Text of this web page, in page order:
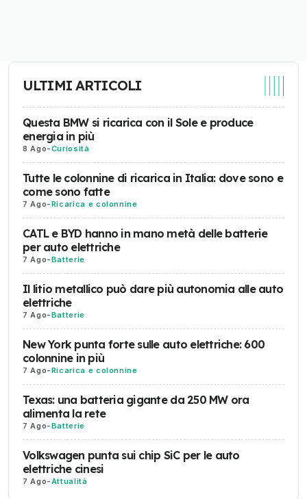
ULTIMI ARTICOLI
Questa BMW si ricarica con il Sole e produce
energia in più
8 Ago-Curiosità
Tutte le colonnine di ricarica in Italia: dove sono e
come sono fatte
7 Ago-Ricarica e colonnine
CATL e BYD hanno in mano metà delle batterie
per auto elettriche
7 Ago-Batterie
Il litio metallico può dare più autonomia alle auto
elettriche
7 Ago-Batterie
New York punta forte sulle auto elettriche: 600
colonnine in più
7 Ago-Ricarica e colonnine
Texas: una batteria gigante da 250 MW ora
alimenta la rete
7 Ago-Batterie
Volkswagen punta sui chip SiC per le auto
elettriche cinesi
7 Ago-Attualità